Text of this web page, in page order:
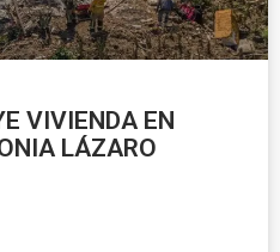
VIVIENDA EN
LÁZARO